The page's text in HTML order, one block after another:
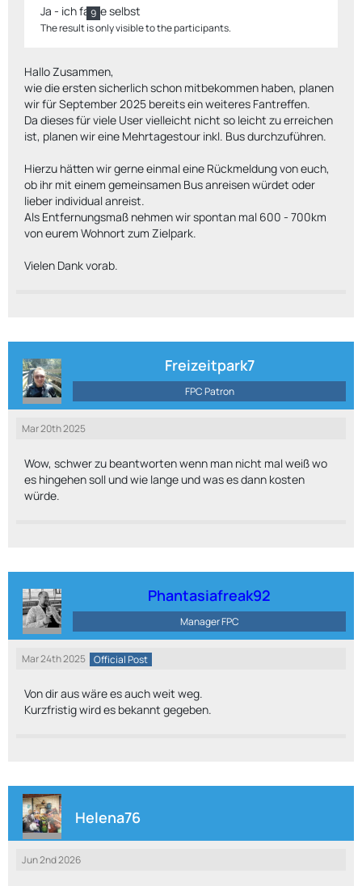
FAHREN? 9
Ja - ich fahre selbst
The result is only visible to the participants.
Hallo Zusammen,
wie die ersten sicherlich schon mitbekommen haben, planen
wir für September 2025 bereits ein weiteres Fantreffen.
Da dieses für viele User vielleicht nicht so leicht zu erreichen
ist, planen wir eine Mehrtagestour inkl. Bus durchzuführen.
Hierzu hätten wir gerne einmal eine Rückmeldung von euch,
ob ihr mit einem gemeinsamen Bus anreisen würdet oder
lieber individual anreist.
Als Entfernungsmaß nehmen wir spontan mal 600 - 700km
von eurem Wohnort zum Zielpark.
Vielen Dank vorab.
Freizeitpark7
FPC Patron
Mar 20th 2025
Wow, schwer zu beantworten wenn man nicht mal weiß wo
es hingehen soll und wie lange und was es dann kosten
würde.
Phantasiafreak92
Manager FPC
Mar 24th 2025 Official Post
Von dir aus wäre es auch weit weg.
Kurzfristig wird es bekannt gegeben.
Helena76
Jun 2nd 2026